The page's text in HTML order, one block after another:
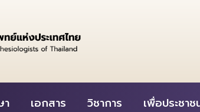
า เอกสาร วิชาการ เพื่อประชาช